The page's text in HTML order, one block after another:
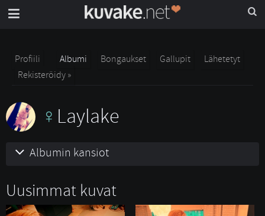
Profiili Albumi Bongaukset Gallupit
Lähetetyt
Rekisteröidy »
Laylake
Albumin kansiot
Uusimmat kuvat